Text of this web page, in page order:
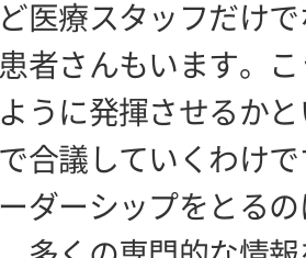
医療スタッフだけ
者さんもいます。
うに発揮させるか
合議していくわけ
ダーシップをとる